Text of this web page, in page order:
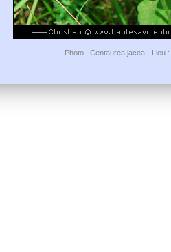
Photo : Centaurea jacea - Lieu